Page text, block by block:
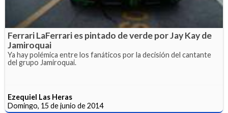
Ferrari LaFerrari es pintado de verde por Jay Kay de
Jamiroquai
Ya hay polémica entre los fanáticos por la decisión del cantante
del grupo Jamiroquai.
Ezequiel Las Heras
Domingo, 15 de junio de 2014